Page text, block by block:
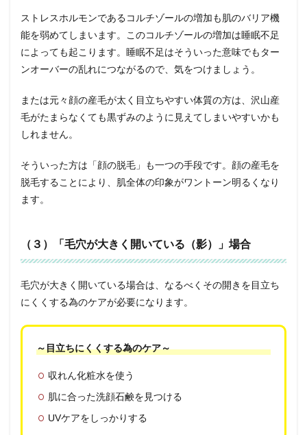
ストレスホルモンであるコルチゾールの増加も肌のバリア機
能を弱めてしまいます。このコルチゾールの増加は睡眠不足
によっても起こります。睡眠不足はそういった意味でもター
ンオーバーの乱れにつながるので、気をつけましょう。
または元々顔の産毛が太く目立ちやすい体質の方は、沢山産
毛がたまらなくても黒ずみのように見えてしまいやすいかも
しれません。
そういった方は「顔の脱毛」も一つの手段です。顔の産毛を
脱毛することにより、肌全体の印象がワントーン明るくなり
ます。
（３）「毛穴が大きく開いている（影）」場合
毛穴が大きく開いている場合は、なるべくその開きを目立ち
にくくする為のケアが必要になります。
～目立ちにくくする為のケア～
収れん化粧水を使う
肌に合った洗顔石鹸を見つける
UVケアをしっかりする